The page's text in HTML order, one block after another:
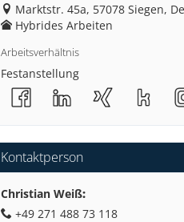
Marktstr. 45a, 57078 Siegen,
Hybrides Arbeiten
Arbeitsverhältnis
Festanstellung
Kontaktperson
Christian Weiß:
+49 271 488 73 118